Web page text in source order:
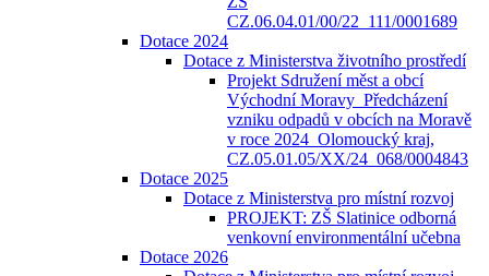
CZ.06.04.01/00/22_111/0001689
Dotace 2024
Dotace z Ministerstva životního prostředí
Projekt Sdružení měst a obcí
Východní Moravy_Předcházení
vzniku odpadů v obcích na Moravě
v roce 2024_Olomoucký kraj,
CZ.05.01.05/XX/24_068/0004843
Dotace 2025
Dotace z Ministerstva pro místní rozvoj
PROJEKT: ZŠ Slatinice odborná
venkovní environmentální učebna
Dotace 2026